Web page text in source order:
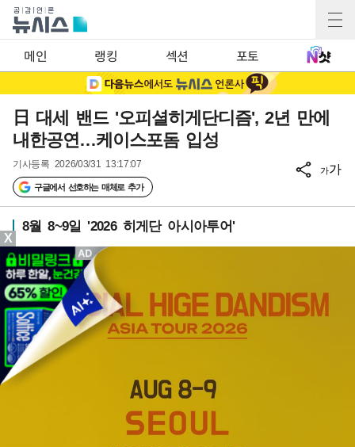
메인 랭킹 섹션 포토
日 대세 밴드 '오피셜히게단디즘', 2년 만에
내한공연…케이스포돔 입성
기사등록 2026/03/31 13:17:07
구글에서 선호하는 매체로 추가
가가
8월 8~9일 '2026 히게단 아시아투어'
X